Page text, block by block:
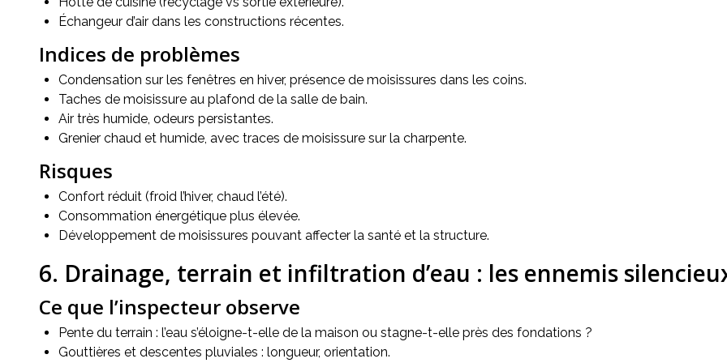
Échangeur d’air dans les constructions récentes.
Indices de problèmes
Condensation sur les fenêtres en hiver, présence de moisissures dans les coins.
Taches de moisissure au plafond de la salle de bain.
Air très humide, odeurs persistantes.
Grenier chaud et humide, avec traces de moisissure sur la charpente.
Risques
Confort réduit (froid l’hiver, chaud l’été).
Consommation énergétique plus élevée.
Développement de moisissures pouvant affecter la santé et la structure.
6. Drainage, terrain et infiltration d’eau : les ennemis
Ce que l’inspecteur observe
Pente du terrain : l’eau s’éloigne-t-elle de la maison ou stagne-t-elle près des fondations ?
Gouttières et descentes pluviales : longueur, orientation.